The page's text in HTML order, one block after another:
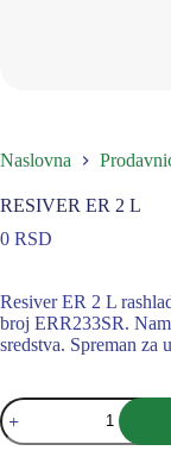
Naslovna
RESIVER ER 2 L
0 RSD
Resiver ER 2 L
broj ERR233SR.
sredstva. Spreman za
RESIVER
ER
2